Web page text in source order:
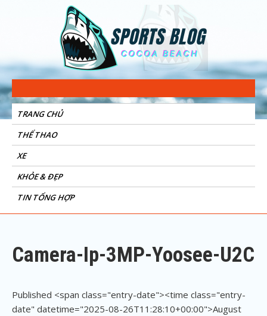
Sports Blog
Cocoa Beach
TRANG CHỦ
THỂ THAO
XE
KHỎE & ĐẸP
TIN TỔNG HỢP
Camera-Ip-3MP-Yoosee-U2C
Published <span class="entry-date"><time class="entry-
date" datetime="2025-08-26T11:28:10+00:00">August